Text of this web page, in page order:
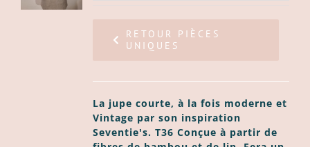
RETOUR PIÈCES
UNIQUES
La jupe courte, à la fois moderne et
Vintage par son inspiration
Seventie's.T36 Conçue à partir de